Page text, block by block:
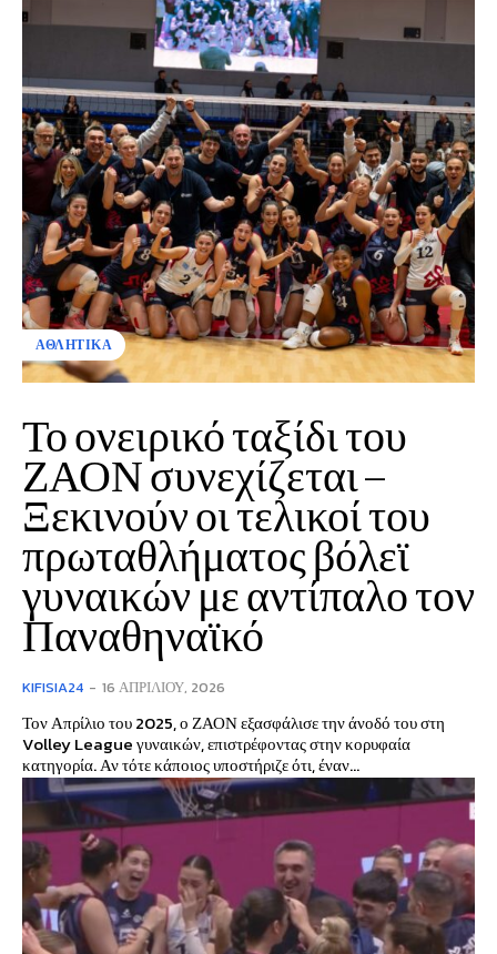
ΑΘΛΗΤΙΚΑ
Το ονειρικό ταξίδι του
ΖΑΟΝ συνεχίζεται –
Ξεκινούν οι τελικοί του
πρωταθλήματος βόλεϊ
γυναικών με αντίπαλο τον
Παναθηναϊκό
KIFISIA24 - 16 ΑΠΡΙΛΊΟΥ, 2026
Τον Απρίλιο του 2025, ο ΖΑΟΝ εξασφάλισε την άνοδό του στη
Volley League γυναικών, επιστρέφοντας στην κορυφαία
κατηγορία. Αν τότε κάποιος υποστήριζε ότι, έναν...